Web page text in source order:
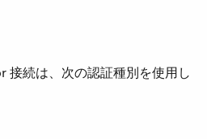
続は、次の認証種別を使用し